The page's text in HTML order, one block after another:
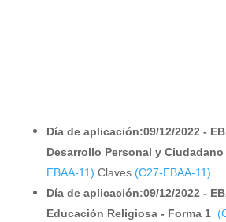
Día de aplicación:09/12/2022 -
Desarrollo Personal y Ciudadano
EBAA-11) Claves (C27-EBAA-11)
Día de aplicación:09/12/2022 -
Educación Religiosa - Forma 1